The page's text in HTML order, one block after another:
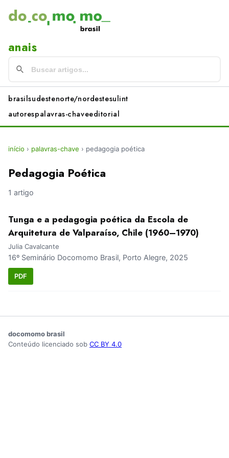
anais
brasilsudestenorte/nordestesulint
autorespalavras-chaveeditorial
início › palavras-chave › pedagogia poética
Pedagogia Poética
1 artigo
Tunga e a pedagogia poética da Escola de
Arquitetura de Valparaíso, Chile (1960–1970)
Julia Cavalcante
16º Seminário Docomomo Brasil, Porto Alegre, 2025
PDF
docomomo brasil
Conteúdo licenciado sob CC BY 4.0